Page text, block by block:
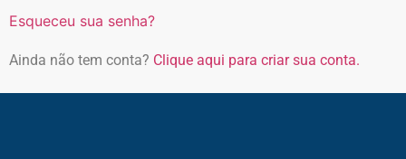
Esqueceu sua senha?
Ainda não tem conta? Clique aqui para criar sua conta.